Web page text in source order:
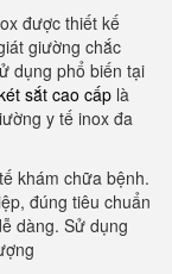
được thiết kế
giường chắc
dụng phổ biến tại
sắt cao cấp là
y tế inox đa
khám chữa bệnh.
đúng tiêu chuẩn
dàng. Sử dụng